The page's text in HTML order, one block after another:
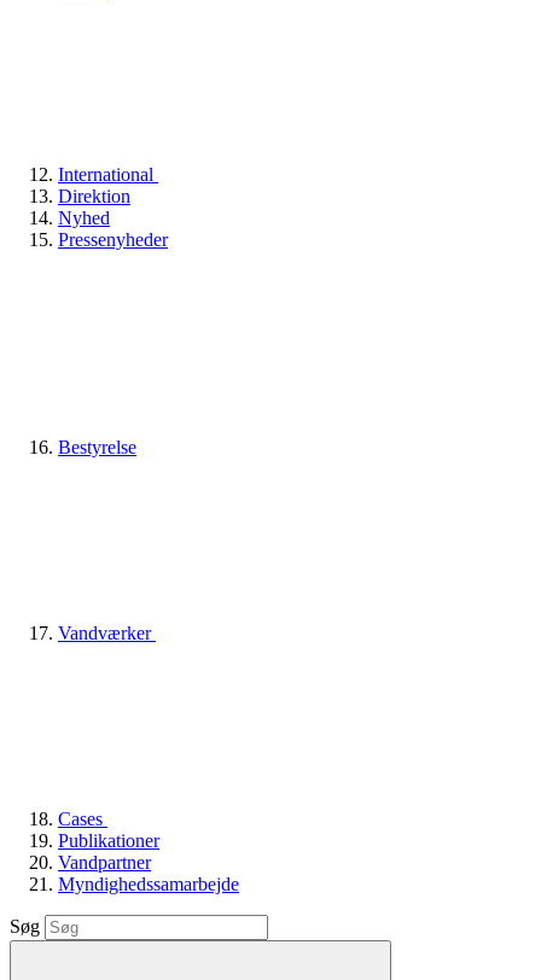
International
Direktion
Nyhed
Pressenyheder
Bestyrelse
Vandværker
Cases
Publikationer
Vandpartner
Myndighedssamarbejde
Søg